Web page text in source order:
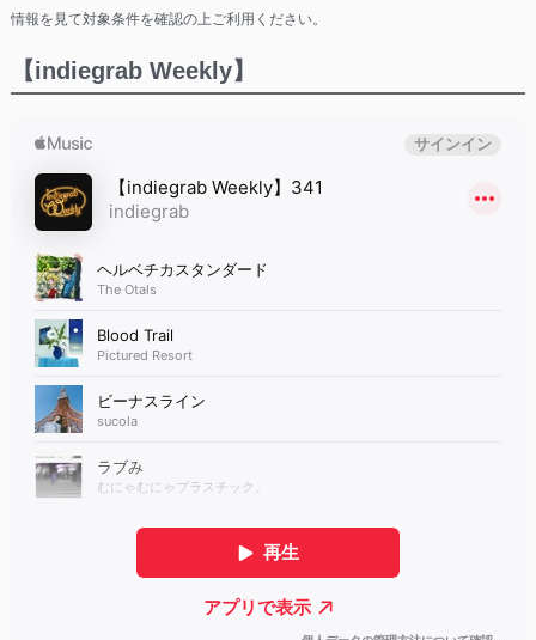
情報を見て対象条件を確認の上ご利用ください。
【indiegrab Weekly】